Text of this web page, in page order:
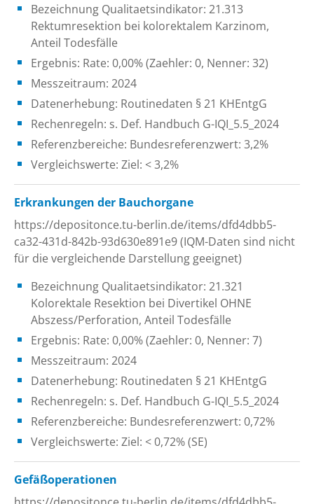
Bezeichnung Qualitaetsindikator: 21.313
Rektumresektion bei kolorektalem Karzinom,
Anteil Todesfälle
Ergebnis: Rate: 0,00% (Zaehler: 0, Nenner: 32)
Messzeitraum: 2024
Datenerhebung: Routinedaten § 21 KHEntgG
Rechenregeln: s. Def. Handbuch G-IQI_5.5_2024
Referenzbereiche: Bundesreferenzwert: 3,2%
Vergleichswerte: Ziel: < 3,2%
Erkrankungen der Bauchorgane
https://depositonce.tu-berlin.de/items/dfd4dbb5-
ca32-431d-842b-93d630e891e9 (IQM-Daten sind nicht
für die vergleichende Darstellung geeignet)
Bezeichnung Qualitaetsindikator: 21.321
Kolorektale Resektion bei Divertikel OHNE
Abszess/Perforation, Anteil Todesfälle
Ergebnis: Rate: 0,00% (Zaehler: 0, Nenner: 7)
Messzeitraum: 2024
Datenerhebung: Routinedaten § 21 KHEntgG
Rechenregeln: s. Def. Handbuch G-IQI_5.5_2024
Referenzbereiche: Bundesreferenzwert: 0,72%
Vergleichswerte: Ziel: < 0,72% (SE)
Gefäßoperationen